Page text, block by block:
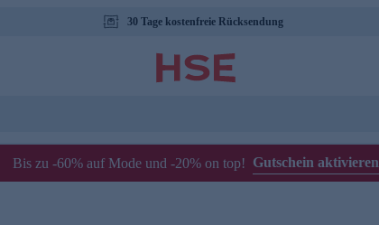
30 Tage kostenfreie Rücksendung
Bis zu -60% auf Mode und -20% on top! Gutschein aktivieren